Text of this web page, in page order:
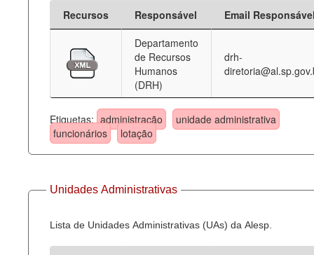
Recursos Responsável
Email
Departamento
de Recursos
Humanos
(DRH)
drh-
Etiquetas: administração
unidade administrativa
funcionários
lotação
Unidades Administrativas
Lista de Unidades Administrativas (UAs) da Alesp.